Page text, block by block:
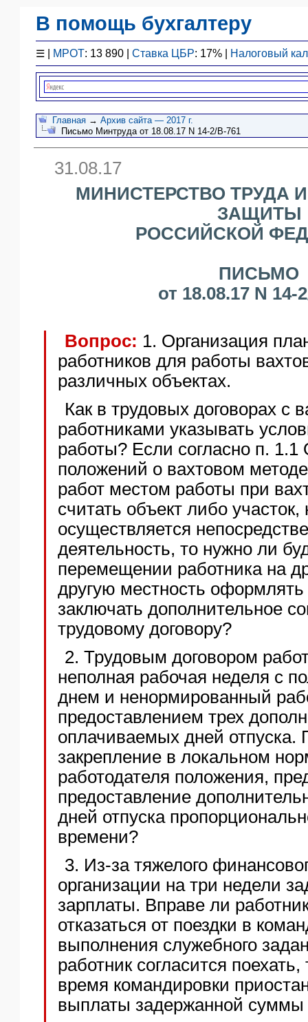
В помощь бухгалтеру
☰ МРОТ: 13 890 | Ставка ЦБР: 17% | Налоговый
Законодательство
F1 - Отчетность
План счетов
Справочник
Упрощенка
Договоры
Главная → Архив сайта — 2017 г.
Письмо Минтруда от 18.08.17 N 14-2/В-761
31.08.17
МИНИСТЕРСТВО ТРУДА
ЗАЩИТЫ
РОССИЙСКОЙ
ПИСЬМО
от 18.08.17 N 14-
Вопрос: 1. Организация
работников для работы
различных объектах.
Как в трудовых договорах с
работниками указывать
работы? Если согласно п.
положений о вахтовом
работ местом работы при
считать объект либо участок,
осуществляется
деятельность, то нужно ли
перемещении работника на
другую местность
заключать дополнительное
трудовому договору?
2. Трудовым договором
неполная рабочая неделя с
днем и ненормированный
предоставлением трех
оплачиваемых дней отпуска.
закрепление в локальном
работодателя положения,
предоставление
дней отпуска
времени?
3. Из-за тяжелого
организации на три недели
зарплаты. Вправе ли
отказаться от поездки в
выполнения служебного
работник согласится
время командировки
выплаты задержанной суммы